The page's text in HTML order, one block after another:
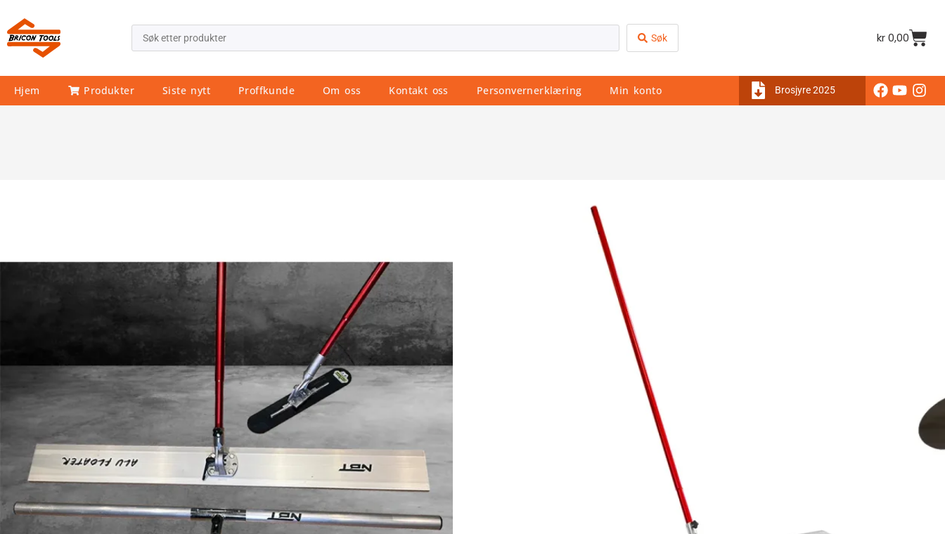
Søk kr0,00
Hjem Produkter Siste nytt Proffkunde Om oss Kontakt oss Personvernerklæring Min konto Brosjyre 2025
Gulvstøper pakkeløsning
Varsle meg nå varen er på lager